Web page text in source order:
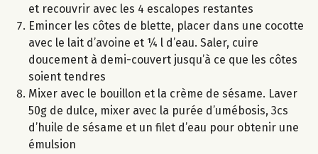
et recouvrir avec les 4 escalopes restantes
Emincer les côtes de blette, placer dans une cocotte
avec le lait d’avoine et ¼ l d’eau. Saler, cuire
doucement à demi-couvert jusqu’à ce que les côtes
soient tendres
Mixer avec le bouillon et la crème de sésame. Laver
50g de dulce, mixer avec la purée d’umébosis, 3cs
d’huile de sésame et un filet d’eau pour obtenir une
émulsion